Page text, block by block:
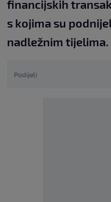
financijskih
s kojima su
nadležnim tijelima.
Podijeli